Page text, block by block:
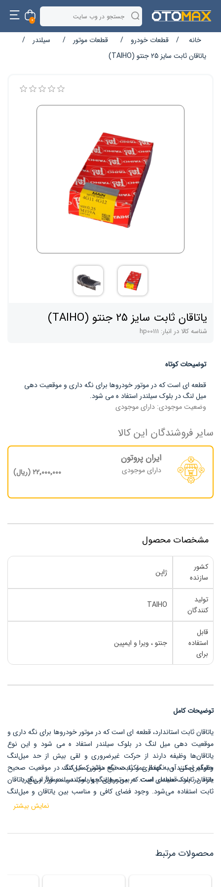
0
خانه / قطعات خودرو / قطعات موتور / سیلندر
/
یاتاقان ثابت سایز 25 جنتو (TAIHO)
یاتاقان ثابت سایز 25 جنتو (TAIHO)
شناسه کالا در انبار: hp00111
توضیحات کوتاه
قطعه ای است که در موتور خودروها برای نگه داری و موقعیت دهی
میل لنگ در بلوک سیلندر استفاد ه می شود.
وضعیت موجودی: دارای موجودی
سایر فروشندگان این کالا
ایران پروتون
دارای موجودی 22٬000٬000 (ریال)
مشخصات محصول
کشور
سازنده
ژاپن
تولید
کنندگان
TAIHO
قابل
استفاده
برای
جنتو ، ویرا و ایمپین
توضیحات کامل
یاتاقان ثابت استاندارد، قطعه ای است که در موتور خودروها برای نگه داری و
موقعیت دهی میل لنگ در بلوک سیلندر استفاد ه می شود و این نوع
یاتاقان‌ها وظیفه دارند از حرکت غیرضروری و لقی بیش از حد میل‌لنگ
جلوگیری کنند و به حفظ عملکرد صحیح موتور کمک کنند.
یاتاقان ثابت، قطعه‌ای است که بین میل‌لنگ و بلوک سیلندر قرار می‌گیرد.
وظیفه اصلی آن، نگهداری و ثابت نگه داشتن میل‌لنگ در موقعیت صحیح
خود در بلوک سیلندر است. در موتورهای چهار سیلندر، معمولاً از پنج یاتاقان
ثابت استفاده می‌شود. وجود فضای کافی و مناسب بین یاتاقان و میل‌لنگ
نمایش بیشتر
محصولات مرتبط